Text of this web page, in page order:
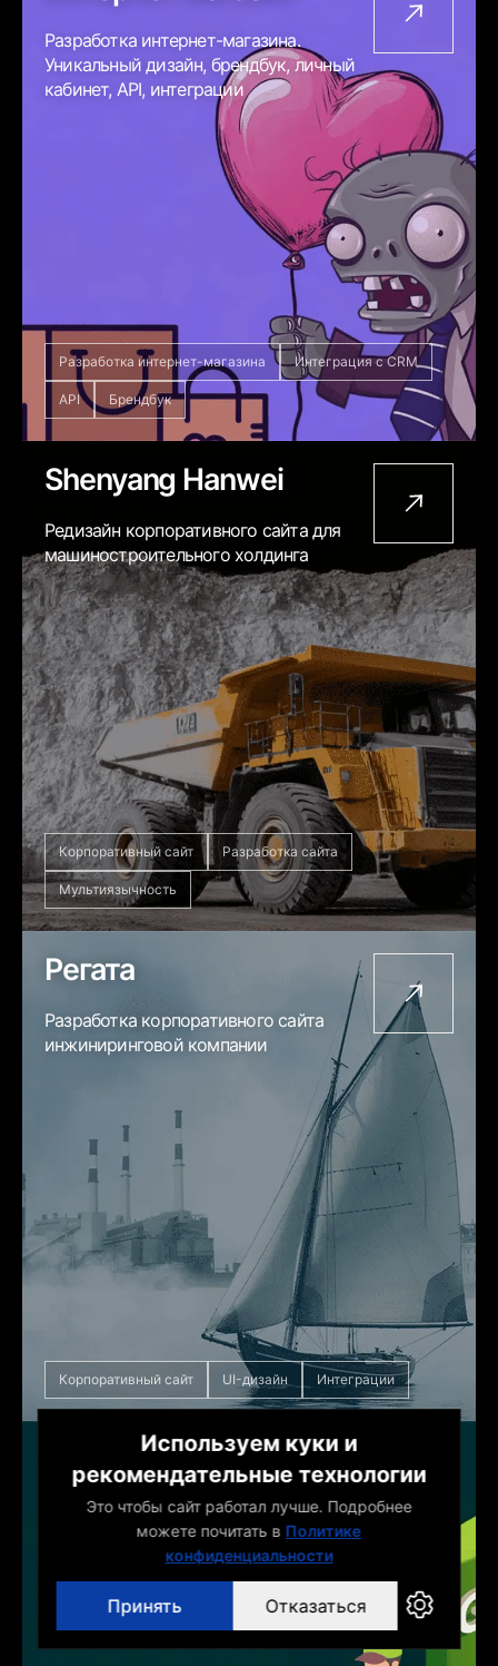
Разработка интернет-магазина.
Уникальный дизайн, брендбук, личный
кабинет, API, интеграции
Разработка интернет-магазина Интеграция с CRM
API Брендбук
Shenyang Hanwei
Редизайн корпоративного сайта для
машиностроительного холдинга
Корпоративный сайт Разработка сайта
Мультиязычность
Регата
Разработка корпоративного сайта
инжиниринговой компании
Корпоративный сайт UI-дизайн Интеграции
Разработка мобильных приложений для
клиентов и сотрудников, для
нефтетрейдинговой компании
Используем куки и
рекомендательные технологии
Это чтобы сайт работал лучше. Подробнее
можете почитать в Политике
конфиденциальности
Принять Отказаться